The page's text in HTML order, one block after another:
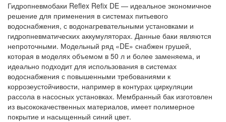
Гидропневмобаки Reflex Refix DE — идеальное экономичное
решение для применения в системах питьевого
водоснабжения, с водонагревательными установками и
гидропневматических аккумуляторах. Данные баки являются
непроточными. Модельный ряд «DE» снабжен грушей,
которая в моделях объемом в 50 л и более заменяема, и
идеально подходит для использования в системах
водоснабжения с повышенными требованиями к
коррозеустойчивости, например в контурах циркуляции
рассола в насосных установках. Мембранный бак изготовлен
из высококачественных материалов, имеет полимерное
покрытие и насыщенный синий цвет.